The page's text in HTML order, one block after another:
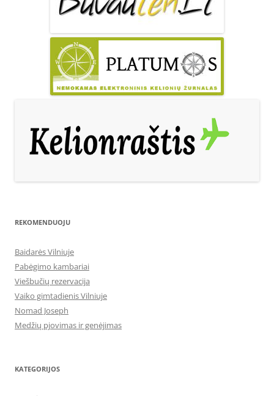
REKOMENDUOJU
Baidarės Vilniuje
Pabėgimo kambariai
Viešbučių rezervacija
Vaiko gimtadienis Vilniuje
Nomad Joseph
Medžių pjovimas ir genėjimas
KATEGORIJOS